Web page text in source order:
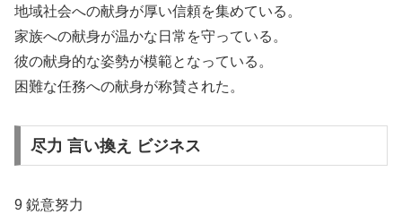
地域社会への献身が厚い信頼を集めている。
家族への献身が温かな日常を守っている。
彼の献身的な姿勢が模範となっている。
困難な任務への献身が称賛された。
尽力 言い換え ビジネス
9 鋭意努力